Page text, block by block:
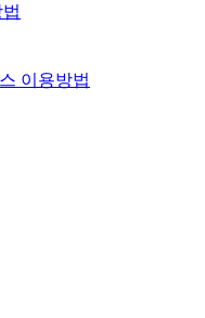
이용방법